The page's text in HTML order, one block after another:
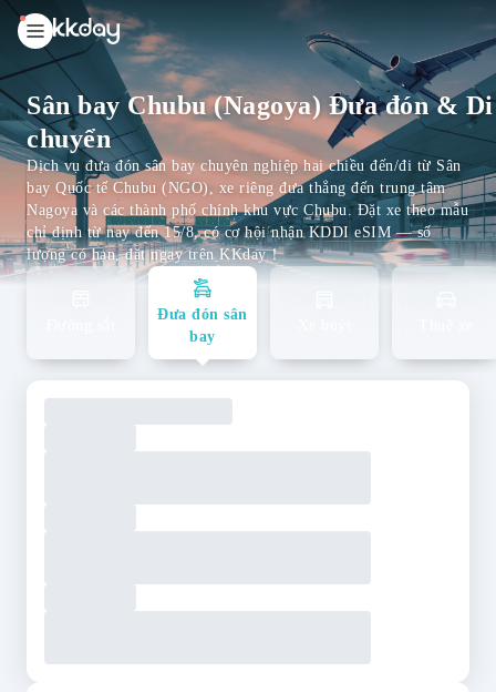
unread
notifications
Sân bay Chubu (Nagoya) Đưa đón & Di
chuyển
Dịch vụ đưa đón sân bay chuyên nghiệp hai chiều đến/đi từ Sân
bay Quốc tế Chubu (NGO), xe riêng đưa thẳng đến trung tâm
Nagoya và các thành phố chính khu vực Chubu. Đặt xe theo mẫu
chỉ định từ nay đến 15/8, có cơ hội nhận KDDI eSIM — số
lượng có hạn, đặt ngay trên KKday！
Đưa đón sân
bay